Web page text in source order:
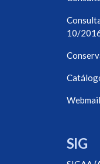
10/
Webmail
SIG